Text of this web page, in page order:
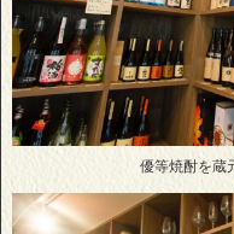
優等焼酎を蔵